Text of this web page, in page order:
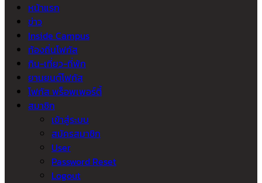
หน้าแรก
ข่าว
Inside Campus
ท้องถิ่นโฟกัส
กิน-เที่ยว-ที่พัก
ยานยนต์โฟกัส
โฟกัส พร็อพเพอร์ตี้
สมาชิก
เข้าสู่ระบบ
สมัครสมาชิก
User
Password Reset
Logout